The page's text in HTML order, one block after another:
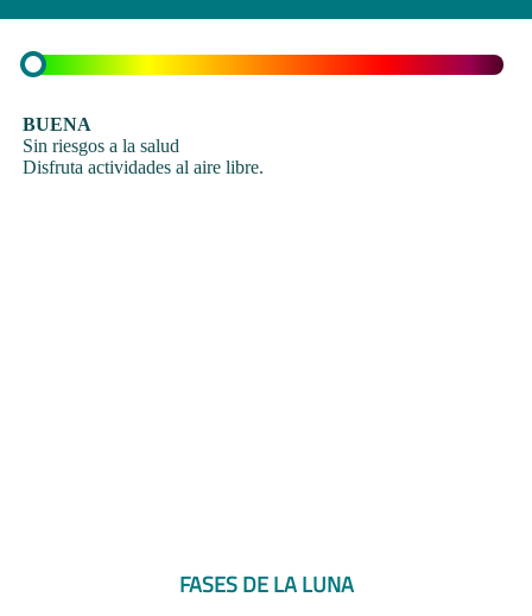
BUENA
Sin riesgos a la salud
Disfruta actividades al aire libre.
FASES DE LA LUNA